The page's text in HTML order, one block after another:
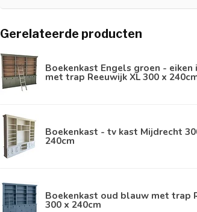
Gerelateerde producten
Boekenkast Engels groen - eiken
met trap Reeuwijk XL 300 x
Boekenkast - tv kast Mijdrecht
240cm
Boekenkast oud blauw met trap
300 x 240cm